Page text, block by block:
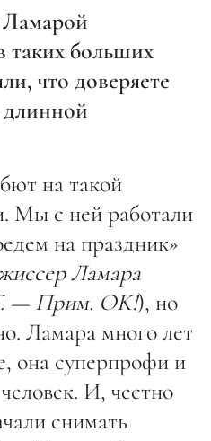
таких больших
что доверяете
на такой
Мы с ней работали
на праздник»
Ламара
— Прим. ОK!), но
Ламара много лет
она суперпрофи и
И, честно
снимать